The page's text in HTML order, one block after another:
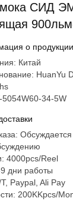
СИД
о продукции
Китай
HuanYu
34-5W
Обсуждается
4000pcs/Reel
дни работы
Paypal, Ali Pay
200KKpcs/